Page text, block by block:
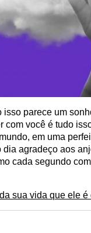
isso parece um
com você é tudo
em uma
dia agradeço aos
cada segundo
sua vida que ele